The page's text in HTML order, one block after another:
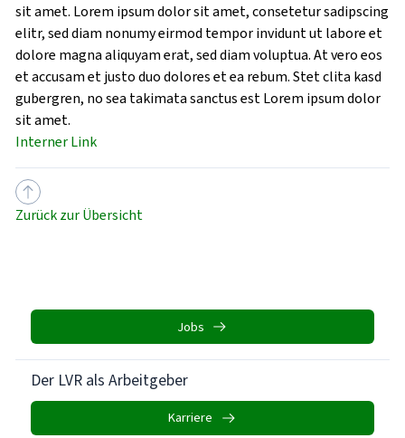
sit amet. Lorem ipsum dolor sit amet, consetetur sadipscing
elitr, sed diam nonumy eirmod tempor invidunt ut labore et
dolore magna aliquyam erat, sed diam voluptua. At vero eos
et accusam et justo duo dolores et ea rebum. Stet clita kasd
gubergren, no sea takimata sanctus est Lorem ipsum dolor
sit amet.
Interner Link
Zurück zur Übersicht
Jobs
Der LVR als Arbeitgeber
Karriere